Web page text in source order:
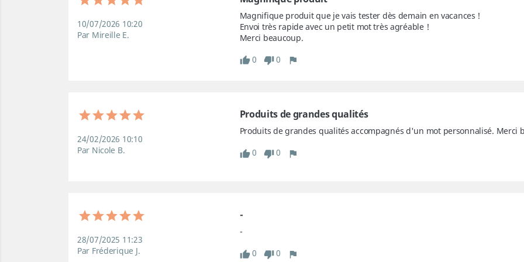
10/07/2026 10:20
Par Mireille E.
Magnifique produit que je vais tester dès demain en vacances !
Envoi très rapide avec un petit mot très agréable !
Merci beaucoup.
0
0
24/02/2026 10:10
Par Nicole B.
Produits de grandes qualités
Produits de grandes qualités accompagnés d'un mot personnalisé. Merci
0
0
28/07/2025 11:23
Par Fréderique J.
-
-
0
0